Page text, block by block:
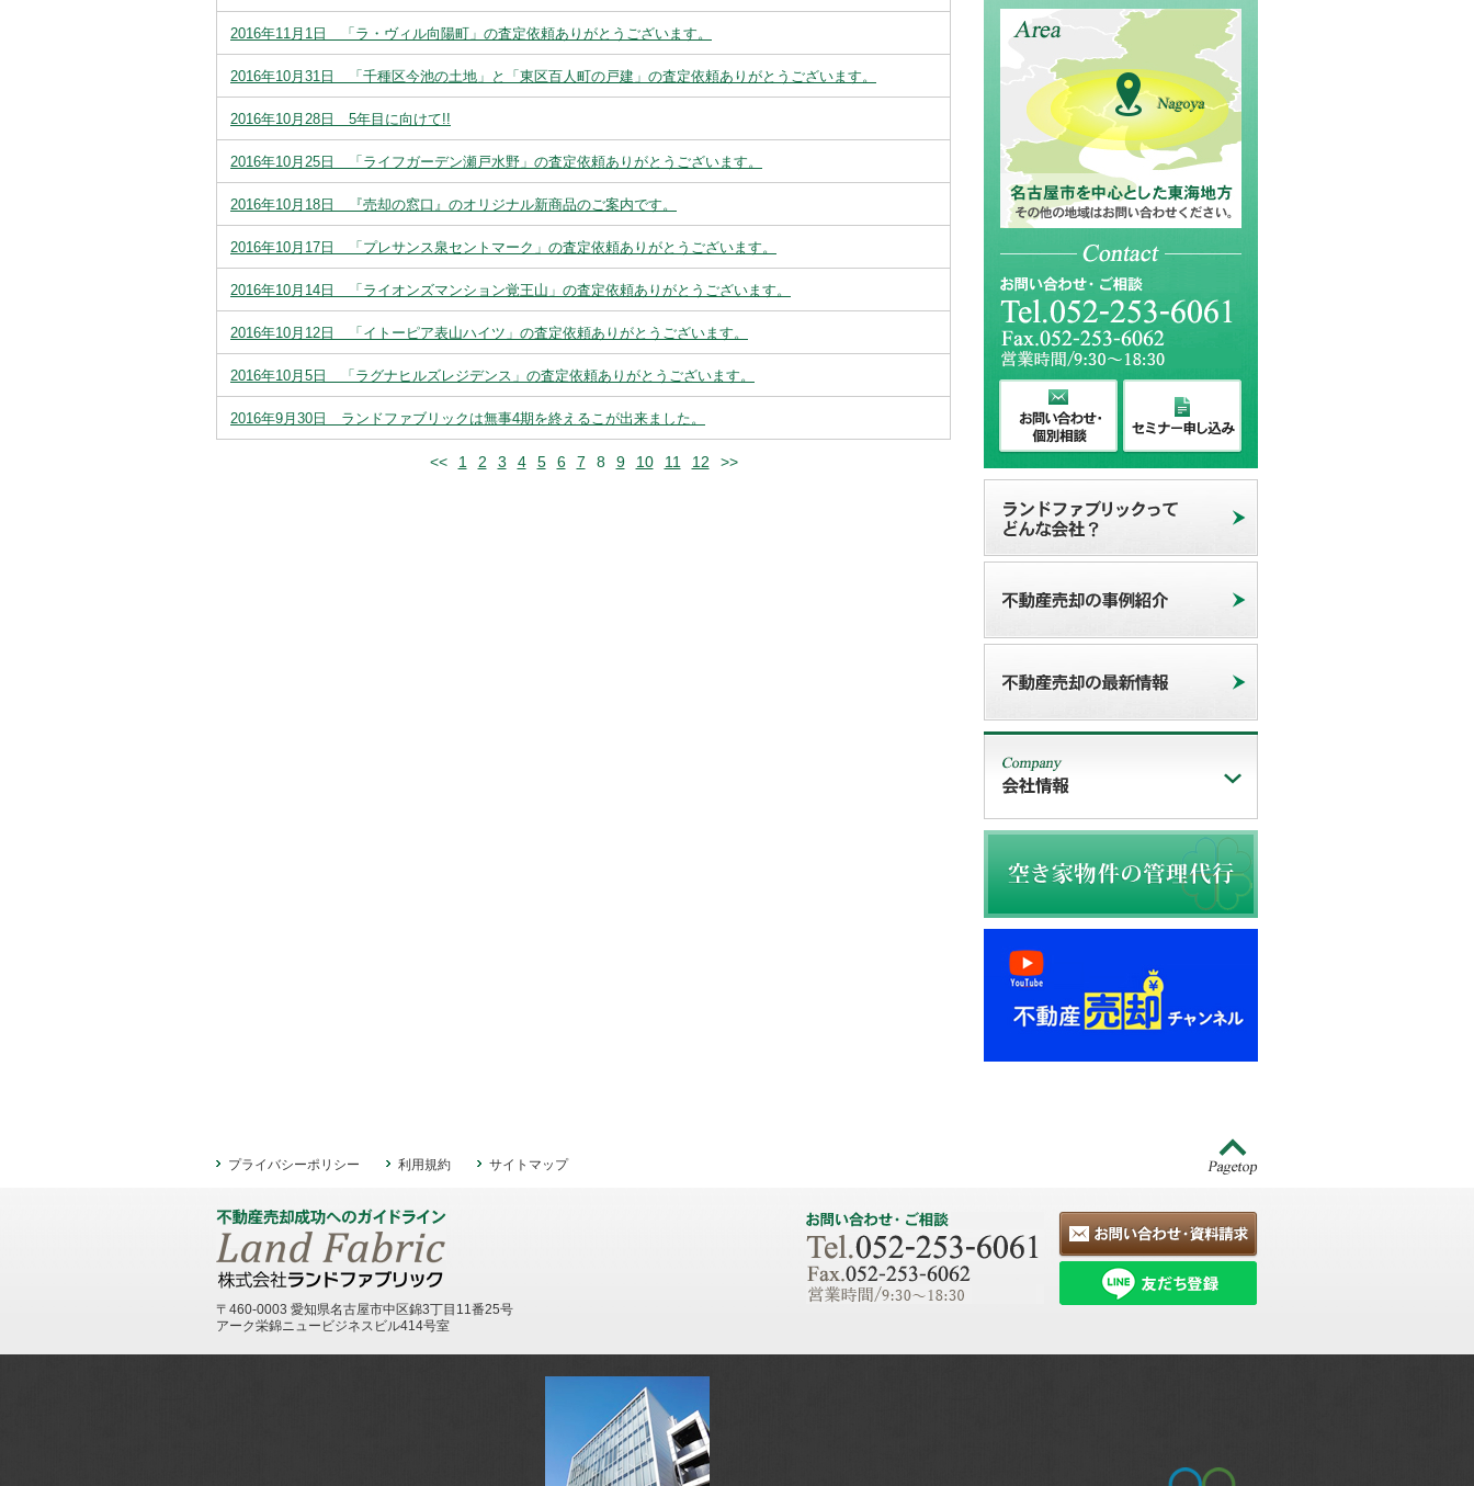
2016年11月1日 「ラ・ヴィル向陽町」の査定依頼ありがとうございます。
2016年10月31日 「千種区今池の土地」と「東区百人町の戸建」の査定依頼ありがとうございます。
2016年10月28日 5年目に向けて!!
2016年10月25日 「ライフガーデン瀬戸水野」の査定依頼ありがとうございます。
2016年10月18日 『売却の窓口』のオリジナル新商品のご案内です。
2016年10月17日 「プレサンス泉セントマーク」の査定依頼ありがとうございます。
2016年10月14日 「ライオンズマンション覚王山」の査定依頼ありがとうございます。
2016年10月12日 「イトーピア表山ハイツ」の査定依頼ありがとうございます。
2016年10月5日 「ラグナヒルズレジデンス」の査定依頼ありがとうございます。
2016年9月30日 ランドファブリックは無事4期を終えるこが出来ました。
<< 1 2 3 4 5 6 7 8 9 10 11 12 >>
プライバシーポリシー 利用規約 サイトマップ
〒460-0003 愛知県名古屋市中区錦3丁目11番25号
アーク栄錦ニュービジネスビル414号室